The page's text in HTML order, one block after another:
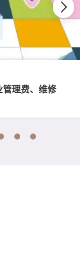
管理费、维修
7 8 9